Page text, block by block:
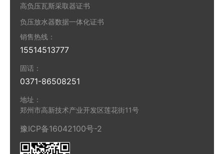
高负压瓦斯采取器证书
负压放水器数据一体化证书
销售热线：
15514513777
固话：
0371-86508251
地址：
郑州市高新技术产业开发区莲花街11号
豫ICP备16042100号-2